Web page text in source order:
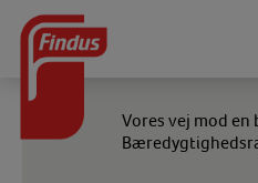
Vores vej mod